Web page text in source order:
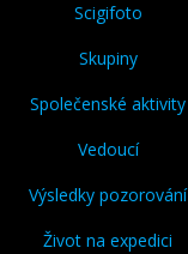
Scigifoto
Skupiny
Společenské aktivity
Vedoucí
Výsledky pozorování
Život na expedici